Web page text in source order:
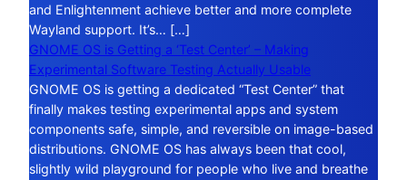
and Enlightenment achieve better and more complete
Wayland support. It’s… […]
GNOME OS is Getting a ‘Test Center’ – Making
Experimental Software Testing Actually Usable
GNOME OS is getting a dedicated “Test Center” that
finally makes testing experimental apps and system
components safe, simple, and reversible on image-based
distributions. GNOME OS has always been that cool,
slightly wild playground for people who live and breathe